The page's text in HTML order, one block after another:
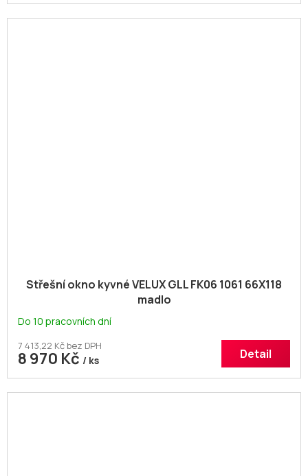
Střešní okno kyvné VELUX GLL FK06 1061 66X118
madlo
Do 10 pracovních dní
7 413,22 Kč bez DPH
8 970 Kč / ks Detail